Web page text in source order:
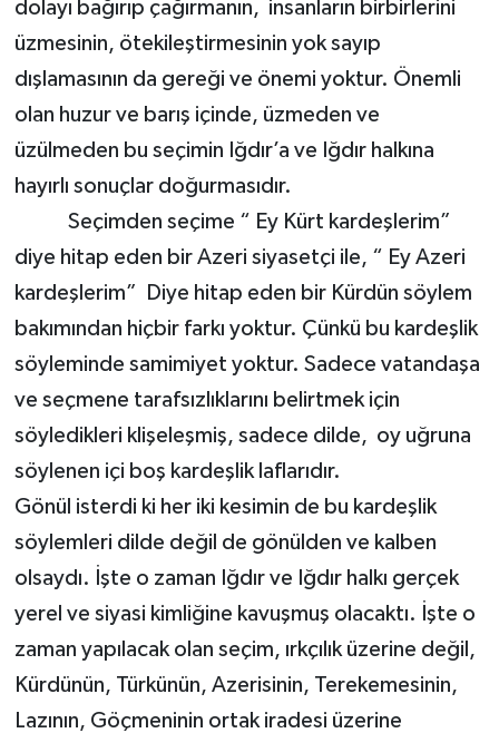
dolayı bağırıp çağırmanın, insanların birbirlerini
üzmesinin, ötekileştirmesinin yok sayıp
dışlamasının da gereği ve önemi yoktur. Önemli
olan huzur ve barış içinde, üzmeden ve
üzülmeden bu seçimin Iğdır’a ve Iğdır halkına
hayırlı sonuçlar doğurmasıdır.
Seçimden seçime “ Ey Kürt kardeşlerim”
diye hitap eden bir Azeri siyasetçi ile, “ Ey Azeri
kardeşlerim” Diye hitap eden bir Kürdün söylem
bakımından hiçbir farkı yoktur. Çünkü bu kardeşlik
söyleminde samimiyet yoktur. Sadece vatandaşa
ve seçmene tarafsızlıklarını belirtmek için
söyledikleri klişeleşmiş, sadece dilde, oy uğruna
söylenen içi boş kardeşlik laflarıdır.
Gönül isterdi ki her iki kesimin de bu kardeşlik
söylemleri dilde değil de gönülden ve kalben
olsaydı. İşte o zaman Iğdır ve Iğdır halkı gerçek
yerel ve siyasi kimliğine kavuşmuş olacaktı. İşte o
zaman yapılacak olan seçim, ırkçılık üzerine değil,
Kürdünün, Türkünün, Azerisinin, Terekemesinin,
Lazının, Göçmeninin ortak iradesi üzerine